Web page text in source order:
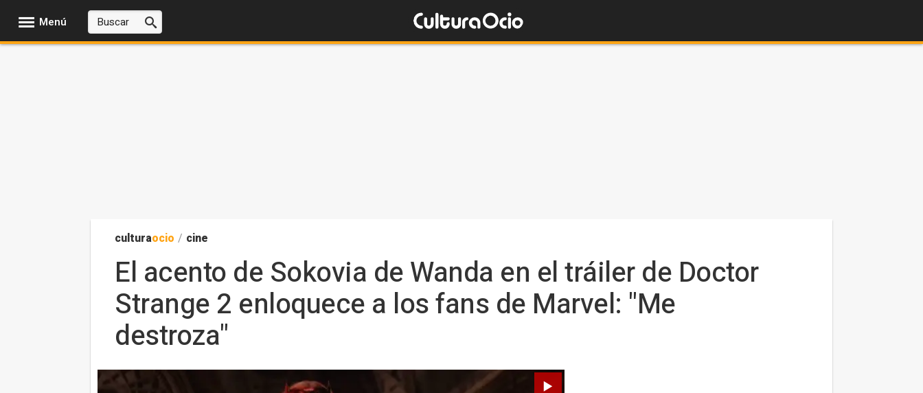
Menú
culturaocio / cine
El acento de Sokovia de Wanda en el tráiler de Doctor
Strange 2 enloquece a los fans de Marvel: "Me
destroza"